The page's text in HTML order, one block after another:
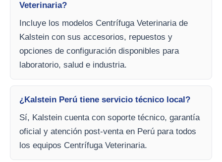
Veterinaria?
Incluye los modelos Centrífuga Veterinaria de
Kalstein con sus accesorios, repuestos y
opciones de configuración disponibles para
laboratorio, salud e industria.
¿Kalstein Perú tiene servicio técnico local?
Sí, Kalstein cuenta con soporte técnico, garantía
oficial y atención post-venta en Perú para todos
los equipos Centrífuga Veterinaria.